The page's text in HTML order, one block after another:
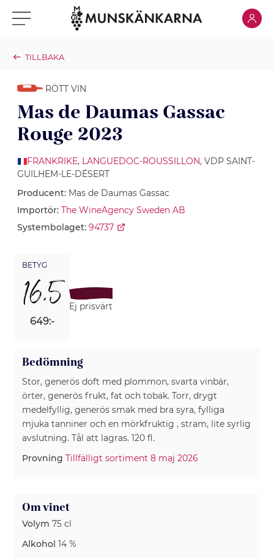
Klicka för meny Klicka
TILLBAKA
RÖTT VIN
Mas de Daumas Gassac
Rouge 2023
FRANKRIKE, LANGUEDOC-ROUSSILLON, VDP SAINT-
GUILHEM-LE-DÉSERT
Producent: Mas de Daumas Gassac
Importör: The WineAgency Sweden AB
Systembolaget: 94737
BETYG
16,5
649:-
Ej prisvärt
Bedömning
Stor, generös doft med plommon, svarta vinbär,
örter, generös frukt, fat och tobak. Torr, drygt
medelfyllig, generös smak med bra syra, fylliga
mjuka tanniner och en mörkfruktig , stram, lite syrlig
avslutning. Tål att lagras. 120 fl.
Provning Tillfälligt sortiment 8 maj 2026
Om vinet
Volym 75 cl
Alkohol 14 %